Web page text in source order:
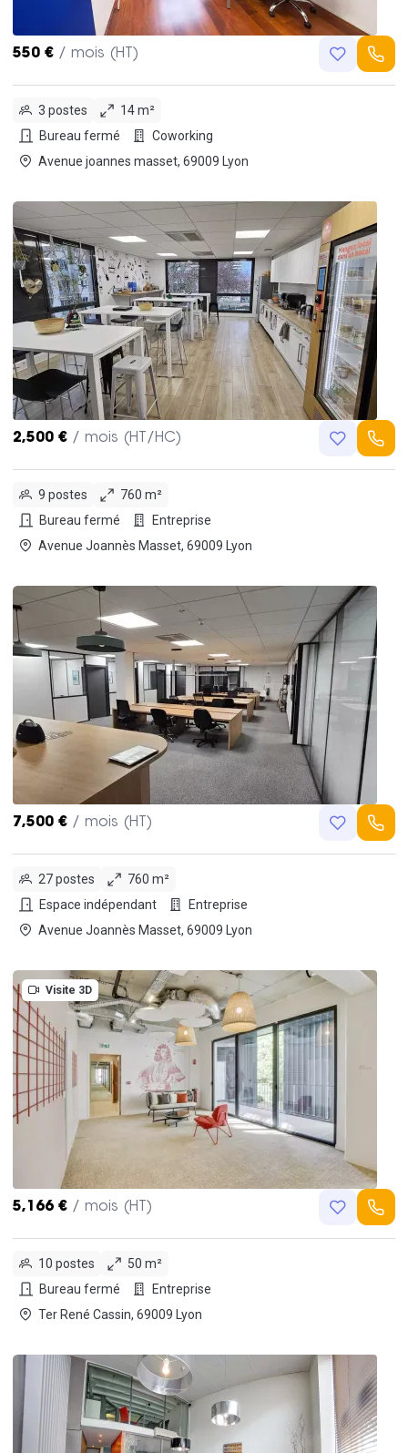
550 € / mois (HT)
3 postes
14 m²
Bureau fermé
Coworking
Avenue joannes masset, 69009 Lyon
2,500 € / mois (HT/HC)
9 postes
760 m²
Bureau fermé
Entreprise
Avenue Joannès Masset, 69009 Lyon
7,500 € / mois (HT)
27 postes
760 m²
Espace indépendant
Entreprise
Avenue Joannès Masset, 69009 Lyon
Visite 3D
5,166 € / mois (HT)
10 postes
50 m²
Bureau fermé
Entreprise
Ter René Cassin, 69009 Lyon